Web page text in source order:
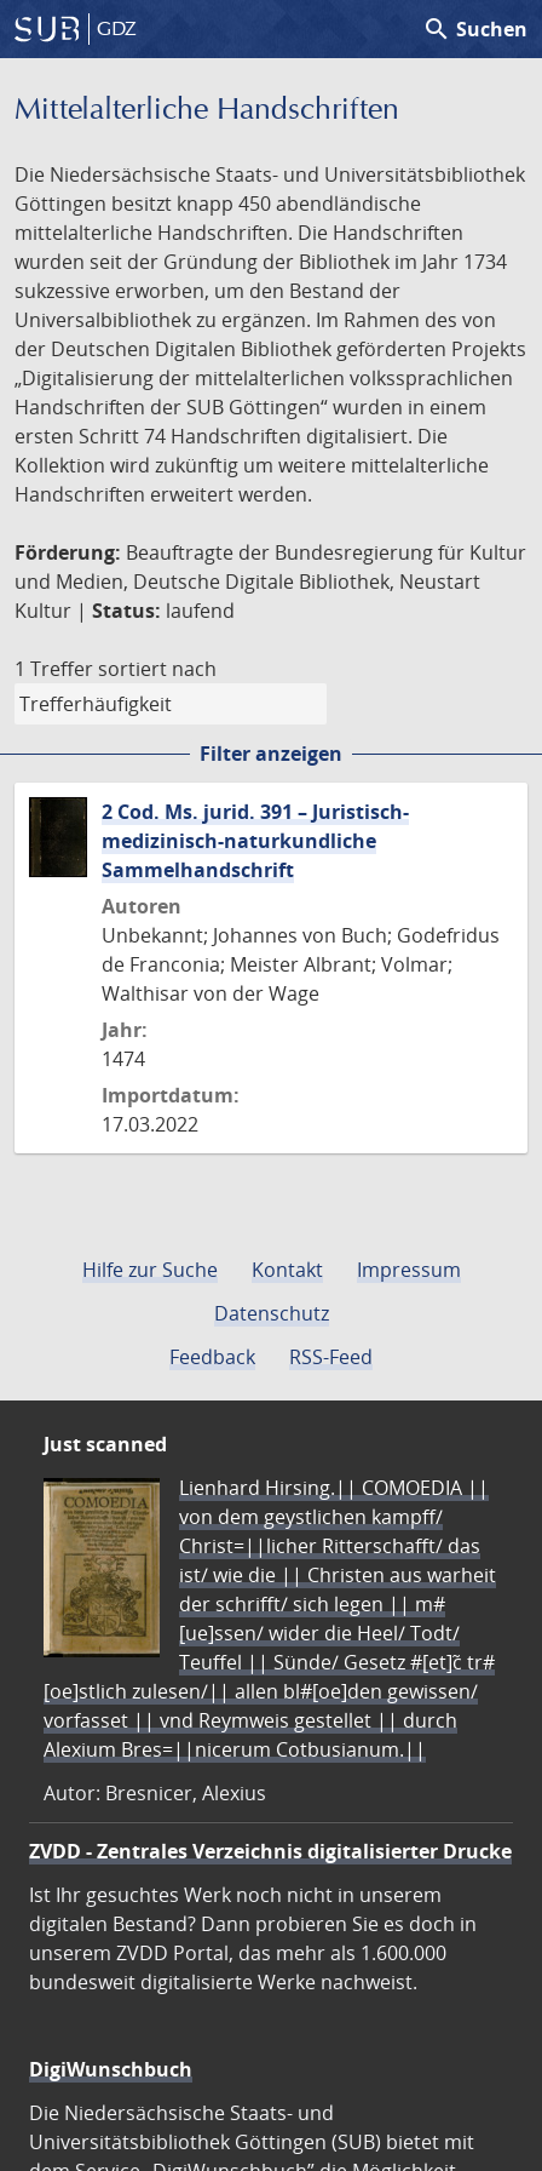
GDZ search Suchen
Mittelalterliche Handschriften
Die Niedersächsische Staats- und Universitätsbibliothek
Göttingen besitzt knapp 450 abendländische
mittelalterliche Handschriften. Die Handschriften
wurden seit der Gründung der Bibliothek im Jahr 1734
sukzessive erworben, um den Bestand der
Universalbibliothek zu ergänzen. Im Rahmen des von
der Deutschen Digitalen Bibliothek geförderten Projekts
„Digitalisierung der mittelalterlichen volkssprachlichen
Handschriften der SUB Göttingen“ wurden in einem
ersten Schritt 74 Handschriften digitalisiert. Die
Kollektion wird zukünftig um weitere mittelalterliche
Handschriften erweitert werden.
Förderung: Beauftragte der Bundesregierung für Kultur
und Medien, Deutsche Digitale Bibliothek, Neustart
Kultur | Status: laufend
1 Treffer sortiert nach
Filter anzeigen
2 Cod. Ms. jurid. 391 – Juristisch-
medizinisch-naturkundliche
Sammelhandschrift
Autoren
Unbekannt; Johannes von Buch; Godefridus
de Franconia; Meister Albrant; Volmar;
Walthisar von der Wage
Jahr:
1474
Importdatum:
17.03.2022
Hilfe zur Suche Kontakt
Impressum
Datenschutz
Feedback
RSS-Feed
Just scanned
Lienhard Hirsing.|| COMOEDIA ||
von dem geystlichen kampff/
Christ=||licher Ritterschafft/ das
ist/ wie die || Christen aus warheit
der schrifft/ sich legen || m#
[ue]ssen/ wider die Heel/ Todt/
Teuffel || Sünde/ Gesetz #[et]c̃ tr#
[oe]stlich zulesen/|| allen bl#[oe]den gewissen/
vorfasset || vnd Reymweis gestellet || durch
Alexium Bres=||nicerum Cotbusianum.||
Autor: Bresnicer, Alexius
ZVDD - Zentrales Verzeichnis digitalisierter Drucke
Ist Ihr gesuchtes Werk noch nicht in unserem
digitalen Bestand? Dann probieren Sie es doch in
unserem ZVDD Portal, das mehr als 1.600.000
bundesweit digitalisierte Werke nachweist.
DigiWunschbuch
Die Niedersächsische Staats- und
Universitätsbibliothek Göttingen (SUB) bietet mit